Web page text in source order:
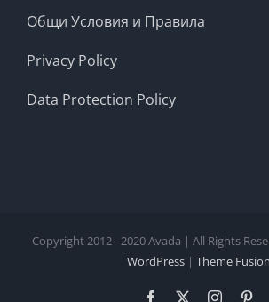
Общи Условия и Правила
Privacy Policy
Data Protection Policy
Copyright 2012 - 2020 Avada | All Rights
WordPress | Theme Fusion
Facebook Instagram